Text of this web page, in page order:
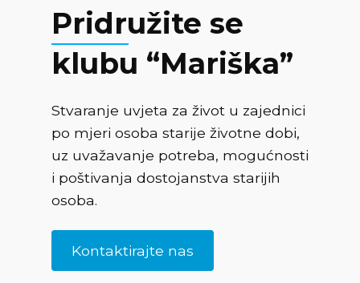
Pridružite se
klubu “Mariška”
Stvaranje uvjeta za život u zajednici
po mjeri osoba starije životne dobi,
uz uvažavanje potreba, mogućnosti
i poštivanja dostojanstva starijih
osoba.
Kontaktirajte nas